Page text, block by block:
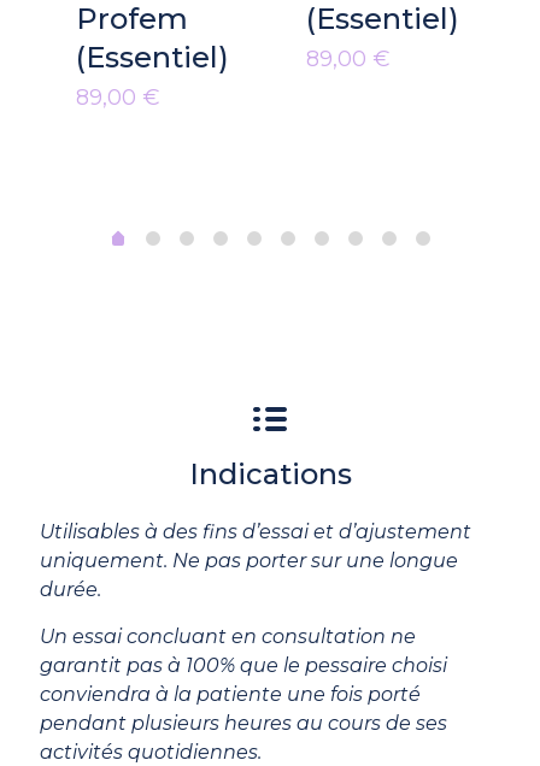
Profem
(Essentiel)
89,00 €
(Essentiel)
89,00 €
Indications
Utilisables à des fins d’essai et d’ajustement
uniquement. Ne pas porter sur une longue
durée.
Un essai concluant en consultation ne
garantit pas à 100% que le pessaire choisi
conviendra à la patiente une fois porté
pendant plusieurs heures au cours de ses
activités quotidiennes.